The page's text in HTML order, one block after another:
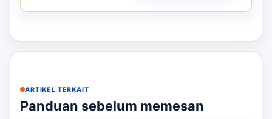
ARTIKEL TERKAIT
Panduan sebelum memesan